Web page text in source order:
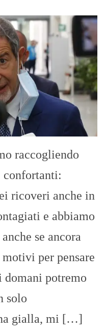
raccogliendo
confortanti:
ricoveri anche in
e abbiamo
se ancora
per pensare
potremo
solo
gialla, mi […]